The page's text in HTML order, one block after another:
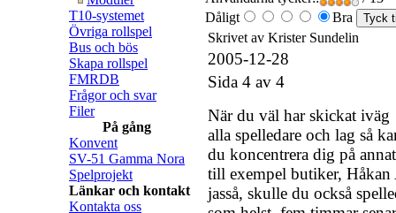
T10-systemet
Övriga rollspel
Bus och bös
Skapa rollspel
FMRDB
Frågor och svar
Filer
På gång
Konvent
SV-51 Gamma Nora
Spelprojekt
Länkar och kontakt
Kontakta oss
Dåligt
Bra
Skrivet av Krister Sundelin
2005-12-28
Sida 4 av 4
När du väl har skickat iväg
alla spelledare och lag så
du koncentrera dig på
till exempel butiker,
jasså, skulle du också